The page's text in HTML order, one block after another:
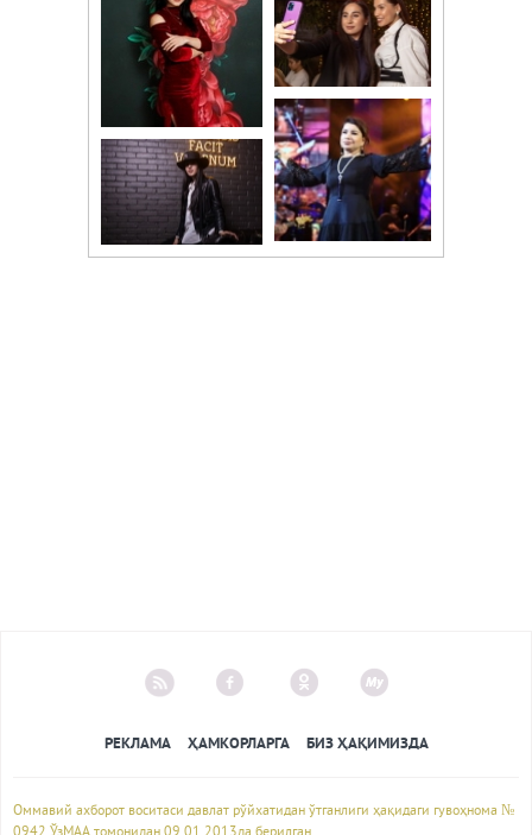
РЕКЛАМА ҲАМКОРЛАРГА БИЗ ҲАҚИМИЗДА
Оммавий ахборот воситаси давлат рўйхатидан ўтганлиги ҳақидаги гувоҳнома №